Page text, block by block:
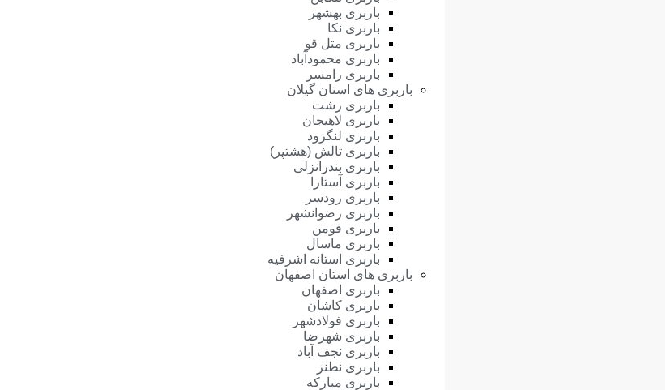
باربری بهشهر
باربری نکا
باربری متل قو
باربری محمودآباد
باربری رامسر
باربری های استان گیلان
باربری رشت
باربری لاهیجان
باربری لنگرود
باربری تالش (هشتپر)
باربری بندرانزلی
باربری آستارا
باربری رودسر
باربری رضوانشهر
باربری فومن
باربری ماسال
باربری استانه اشرفیه
باربری های استان اصفهان
باربری اصفهان
باربری کاشان
باربری فولادشهر
باربری شهرضا
باربری نجف آباد
باربری نطنز
باربری مبارکه